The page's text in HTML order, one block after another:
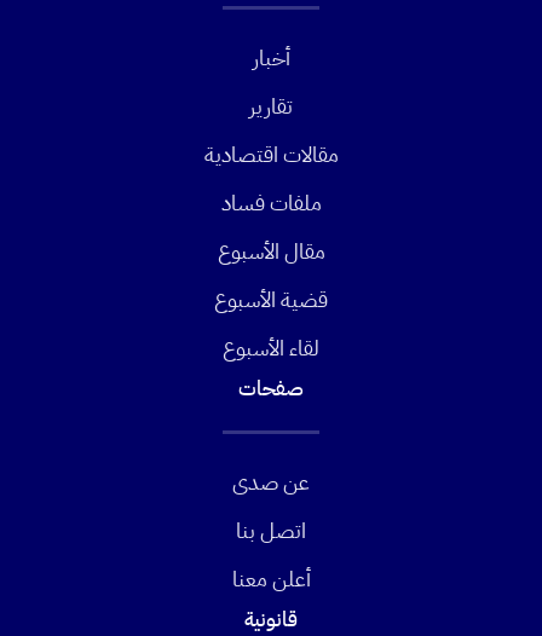
أخبار
تقارير
مقالات اقتصادية
ملفات فساد
مقال الأسبوع
قضية الأسبوع
لقاء الأسبوع
صفحات
عن صدى
اتصل بنا
أعلن معنا
قانونية